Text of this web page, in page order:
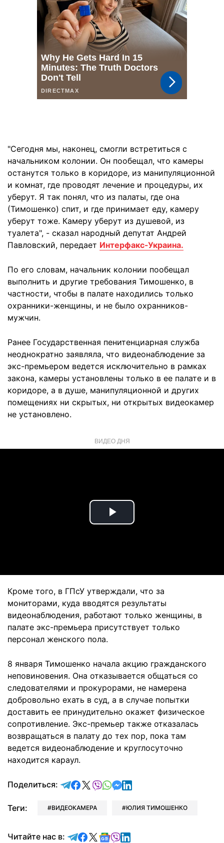
"Сегодня мы, наконец, смогли встретиться с
начальником колонии. Он пообещал, что камеры
останутся только в коридоре, из манипуляционной
и комнат, где проводят лечение и процедуры, их
уберут. Я так понял, что из палаты, где она
(Тимошенко) спит, и где принимает еду, камеру
уберут тоже. Камеру уберут из душевой, из
туалета", - сказал народный депутат Андрей
Павловский, передает Интерфакс-Украина.
По его словам, начальник колонии пообещал
выполнить и другие требования Тимошенко, в
частности, чтобы в палате находились только
охранники-женщины, и не было охранников-
мужчин.
Ранее Государственная пенитенциарная служба
неоднократно заявляла, что видеонаблюдение за
экс-премьером ведется исключительно в рамках
закона, камеры установлены только в ее палате и в
коридоре, а в душе, манипуляционной и других
помещениях ни скрытых, ни открытых видеокамер
не установлено.
ВИДЕО ДНЯ
Play
Кроме того, в ГПсУ утверждали, что за
мониторами, куда вводятся результаты
видеонаблюдения, работают только женщины, в
палате экс-премьера присутствует только
персонал женского пола.
8 января Тимошенко начала акцию гражданского
неповиновения. Она отказывается общаться со
следователями и прокурорами, не намерена
добровольно ехать в суд, а в случае попытки
доставить ее принудительно окажет физическое
сопротивление. Экс-премьер также отказалась
возвращаться в палату до тех пор, пока там
ведется видеонаблюдение и круглосуточно
находится караул.
Поделиться: отправить в Telegram
поделиться в Facebook
поделиться в X
отправить в Viber
отправить в Whatsapp
отправить в Messenger
отправить в LinkedIn
Теги: ВИДЕОКАМЕРА ЮЛИЯ ТИМОШЕНКО
Читайте нас в: Читайте в Telegram
Читайте в Facebook
Читайте в X
Читайте в Google news
Читайте в Viber
Читайте в LinkedIn